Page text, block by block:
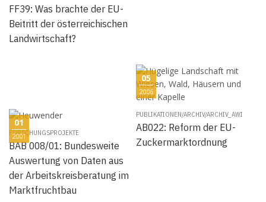
FF39: Was brachte der EU-
Beitritt der österreichischen
Landwirtschaft?
05
2006
PUBLIKATIONEN/ARCHIV/ARCHIV_AWI
AB022: Reform der EU-
Zuckermarktordnung
01
2001
FORSCHUNGSPROJEKTE
BAB 008/01: Bundesweite
Auswertung von Daten aus
der Arbeitskreisberatung im
Marktfruchtbau